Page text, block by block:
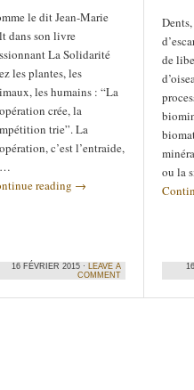
le dit Jean-Marie
dans son livre
La Solidarité
les plantes, les
les humains : “La
crée, la
trie”. La
c’est l’entraide,
reading →
16 FÉVRIER 2015 · LEAVE A
COMMENT
de
ou la